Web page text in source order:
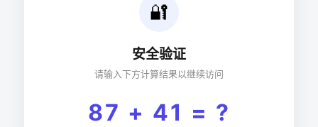
🔐
安全验证
请输入下方计算结果以继续访问
87 + 41 = ?